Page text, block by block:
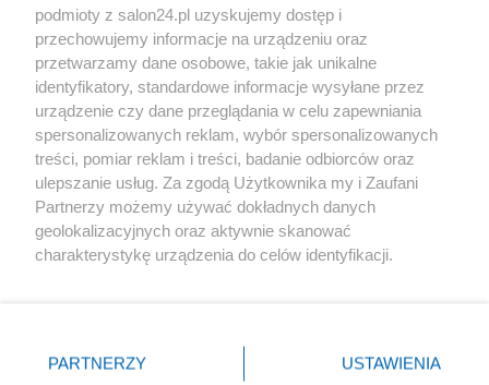
Społeczeństwo
Kultura
X Facebook Instagram Youtube
podmioty z salon24.pl uzyskujemy dostęp i
przechowujemy informacje na urządzeniu oraz
przetwarzamy dane osobowe, takie jak unikalne
identyfikatory, standardowe informacje wysyłane przez
urządzenie czy dane przeglądania w celu zapewniania
spersonalizowanych reklam, wybór spersonalizowanych
treści, pomiar reklam i treści, badanie odbiorców oraz
ulepszanie usług. Za zgodą Użytkownika my i Zaufani
Partnerzy możemy używać dokładnych danych
geolokalizacyjnych oraz aktywnie skanować
charakterystykę urządzenia do celów identyfikacji.
zmienić/wycofać klikając przycisk ustawień prywatności
znajdujący się w lewym dolnym rogu strony
PARTNERZY USTAWIENIA